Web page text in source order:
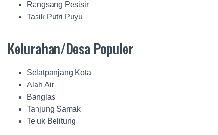
Rangsang Pesisir
Tasik Putri Puyu
Kelurahan/Desa Populer
Selatpanjang Kota
Alah Air
Banglas
Tanjung Samak
Teluk Belitung